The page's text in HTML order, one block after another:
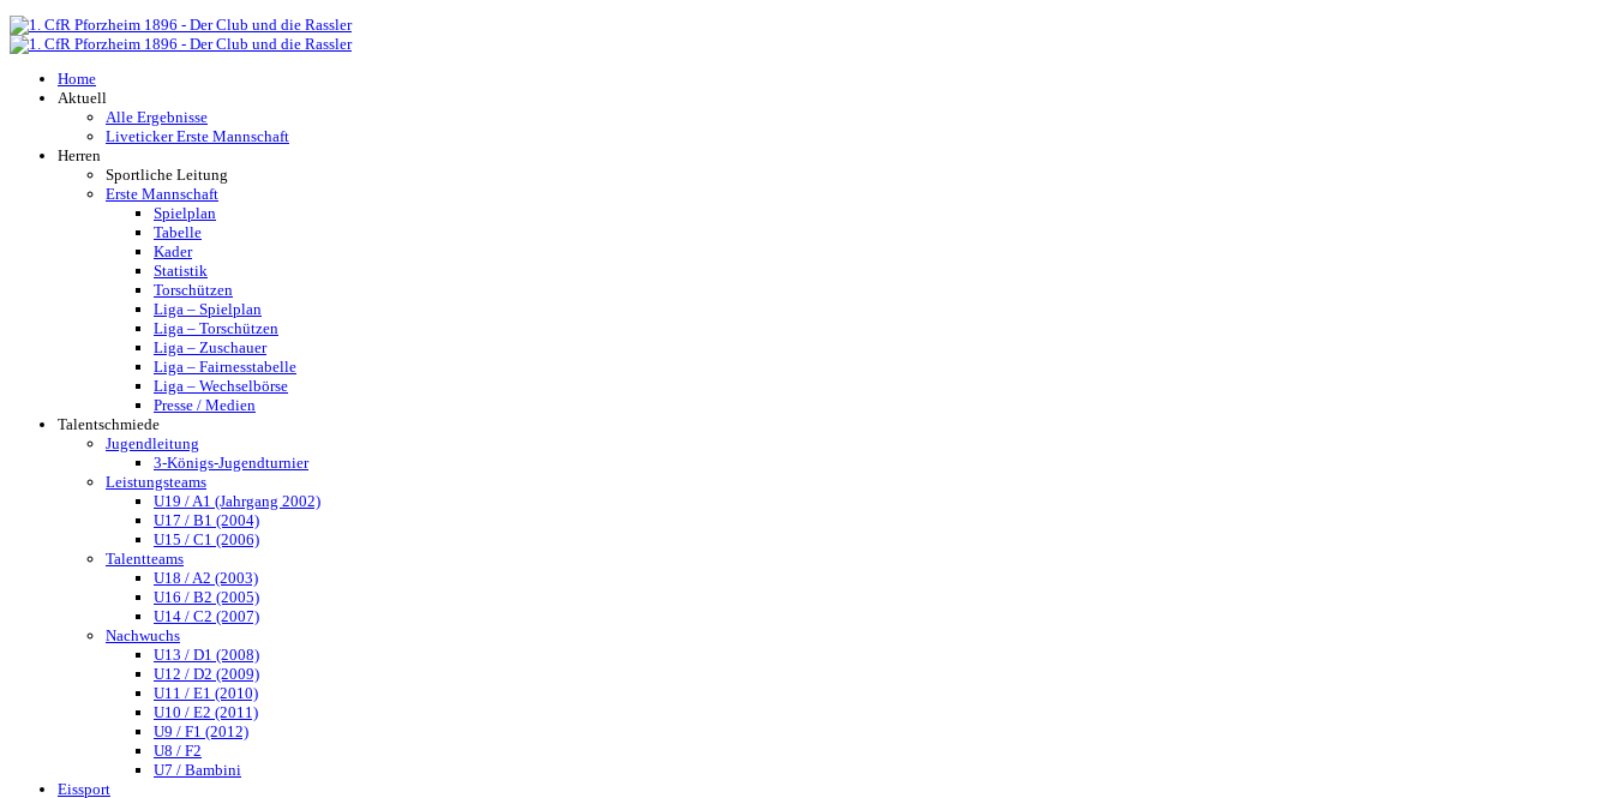
Home
Aktuell
Alle Ergebnisse
Liveticker Erste Mannschaft
Herren
Sportliche Leitung
Erste Mannschaft
Spielplan
Tabelle
Kader
Statistik
Torschützen
Liga – Spielplan
Liga – Torschützen
Liga – Zuschauer
Liga – Fairnesstabelle
Liga – Wechselbörse
Presse / Medien
Talentschmiede
Jugendleitung
3-Königs-Jugendturnier
Leistungsteams
U19 / A1 (Jahrgang 2002)
U17 / B1 (2004)
U15 / C1 (2006)
Talentteams
U18 / A2 (2003)
U16 / B2 (2005)
U14 / C2 (2007)
Nachwuchs
U13 / D1 (2008)
U12 / D2 (2009)
U11 / E1 (2010)
U10 / E2 (2011)
U9 / F1 (2012)
U8 / F2
U7 / Bambini
Eissport